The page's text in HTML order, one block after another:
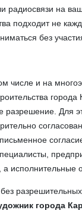
радиосвязи на
подходит не
без
числе и на
разрешение. Для
города